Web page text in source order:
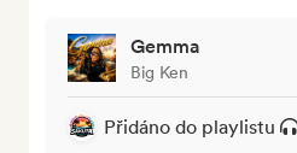
Gemma
Big Ken
Přidáno do playlistu